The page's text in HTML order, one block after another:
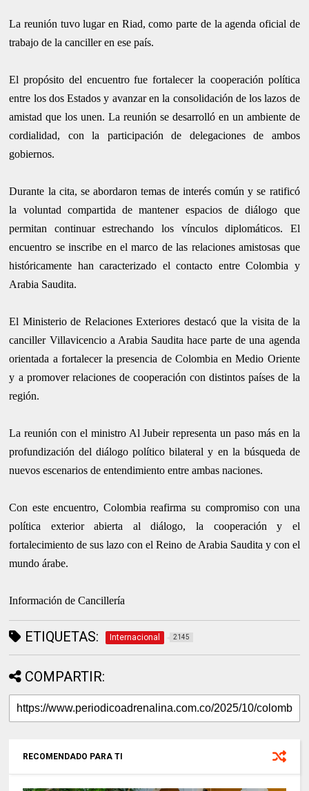
La reunión tuvo lugar en Riad, como parte de la agenda oficial de
trabajo de la canciller en ese país.
El propósito del encuentro fue fortalecer la cooperación política
entre los dos Estados y avanzar en la consolidación de los lazos de
amistad que los unen. La reunión se desarrolló en un ambiente de
cordialidad, con la participación de delegaciones de ambos
gobiernos.
Durante la cita, se abordaron temas de interés común y se ratificó
la voluntad compartida de mantener espacios de diálogo que
permitan continuar estrechando los vínculos diplomáticos. El
encuentro se inscribe en el marco de las relaciones amistosas que
históricamente han caracterizado el contacto entre Colombia y
Arabia Saudita.
El Ministerio de Relaciones Exteriores destacó que la visita de la
canciller Villavicencio a Arabia Saudita hace parte de una agenda
orientada a fortalecer la presencia de Colombia en Medio Oriente
y a promover relaciones de cooperación con distintos países de la
región.
La reunión con el ministro Al Jubeir representa un paso más en la
profundización del diálogo político bilateral y en la búsqueda de
nuevos escenarios de entendimiento entre ambas naciones.
Con este encuentro, Colombia reafirma su compromiso con una
política exterior abierta al diálogo, la cooperación y el
fortalecimiento de sus lazo con el Reino de Arabia Saudita y con el
mundo árabe.
Información de Cancillería
ETIQUETAS: Internacional 2145
COMPARTIR:
RECOMENDADO PARA TI